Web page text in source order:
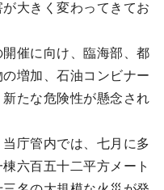
大きく変わってきてお
催に向け、臨海部、都
増加、石油コンビナー
たな危険性が懸念され
庁管内では、七月に多
六百五十二平方メート